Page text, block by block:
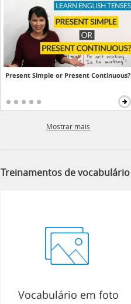
Present Simple or Present Continuous?
Mostrar mais
Treinamentos de vocabulário
Vocabulário em foto